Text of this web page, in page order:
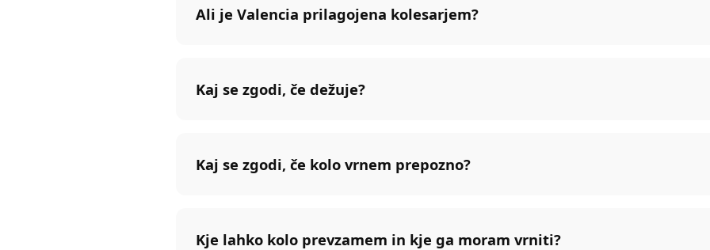
Ali je Valencia prilagojena kolesarjem?
Kaj se zgodi, če dežuje?
Kaj se zgodi, če kolo vrnem prepozno?
Kje lahko kolo prevzamem in kje ga moram vrniti?